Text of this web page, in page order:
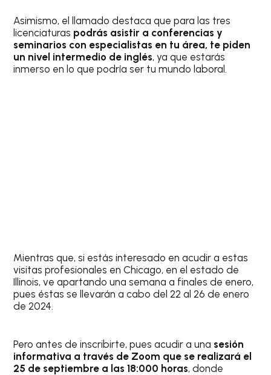
Asimismo, el llamado destaca que para las tres
licenciaturas podrás asistir a conferencias y
seminarios con especialistas en tu área, te piden
un nivel intermedio de inglés, ya que estarás
inmerso en lo que podría ser tu mundo laboral.
Mientras que, si estás interesado en acudir a estas
visitas profesionales en Chicago, en el estado de
Illinois, ve apartando una semana a finales de enero,
pues éstas se llevarán a cabo del 22 al 26 de enero
de 2024.
Pero antes de inscribirte, pues acudir a una sesión
informativa a través de Zoom que se realizará el
25 de septiembre a las 18:000 horas, donde